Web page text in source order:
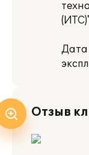
Дата
Отзыв